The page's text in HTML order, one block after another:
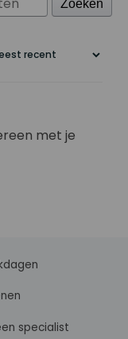
Zoeken
met je
specialist